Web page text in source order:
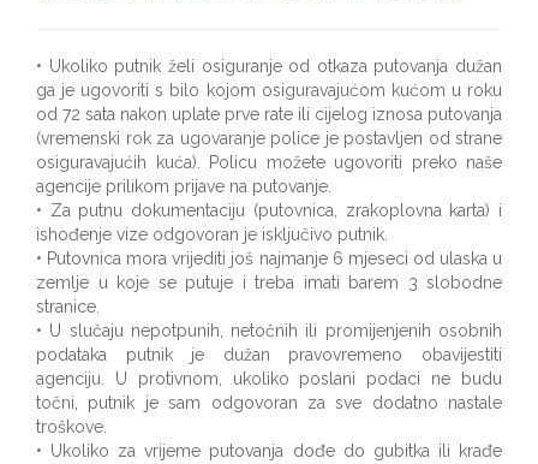
• Ukoliko putnik želi osiguranje od otkaza putovanja dužan
ga je ugovoriti s bilo kojom osiguravajućom kućom u roku
od 72 sata nakon uplate prve rate ili cijelog iznosa putovanja
(vremenski rok za ugovaranje police je postavljen od strane
osiguravajućih kuća). Policu možete ugovoriti preko naše
agencije prilikom prijave na putovanje.
• Za putnu dokumentaciju (putovnica, zrakoplovna karta) i
ishođenje vize odgovoran je isključivo putnik.
• Putovnica mora vrijediti još najmanje 6 mjeseci od ulaska u
zemlje u koje se putuje i treba imati barem 3 slobodne
stranice.
• U slučaju nepotpunih, netočnih ili promijenjenih osobnih
podataka putnik je dužan pravovremeno obavijestiti
agenciju. U protivnom, ukoliko poslani podaci ne budu
točni, putnik je sam odgovoran za sve dodatno nastale
troškove.
• Ukoliko za vrijeme putovanja dođe do gubitka ili krađe